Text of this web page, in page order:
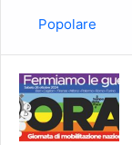
Popolare